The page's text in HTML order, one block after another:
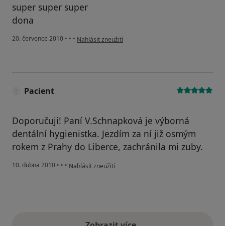
super super super
dona
20. července 2010 • • • podle názoru uživatele Pacient
Nahlásit zneužití
Pacient
Doporučuji! Paní V.Schnapková je výborná
dentální hygienistka. Jezdím za ní již osmým
rokem z Prahy do Liberce, zachránila mi zuby.
10. dubna 2010 • • • podle názoru uživatele Pacient
Nahlásit zneužití